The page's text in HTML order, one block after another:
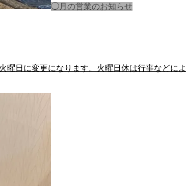
◯月の営業のお知らせ
曜日に変更になります。火曜日休は行事など